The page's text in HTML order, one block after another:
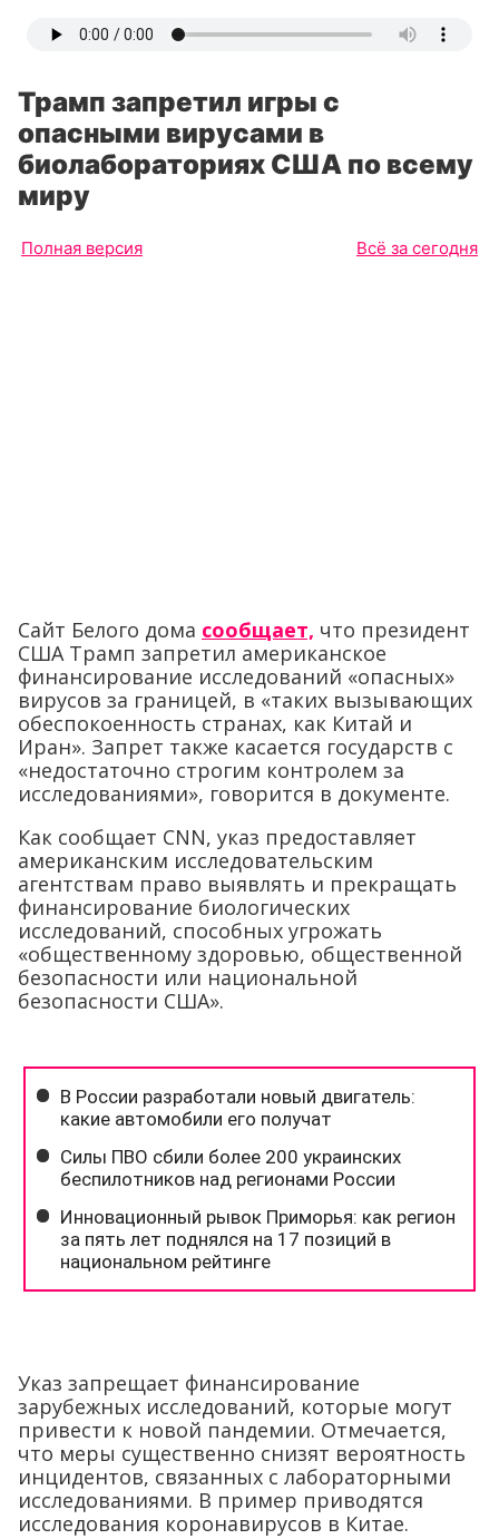
Трамп запретил игры с
опасными вирусами в
биолабораториях США по всему
миру
Полная версия Всё за сегодня
Сайт Белого дома сообщает, что президент
США Трамп запретил американское
финансирование исследований «опасных»
вирусов за границей, в «таких вызывающих
обеспокоенность странах, как Китай и
Иран». Запрет также касается государств с
«недостаточно строгим контролем за
исследованиями», говорится в документе.
Как сообщает CNN, указ предоставляет
американским исследовательским
агентствам право выявлять и прекращать
финансирование биологических
исследований, способных угрожать
«общественному здоровью, общественной
безопасности или национальной
безопасности США».
Указ запрещает финансирование
зарубежных исследований, которые могут
привести к новой пандемии. Отмечается,
что меры существенно снизят вероятность
инцидентов, связанных с лабораторными
исследованиями. В пример приводятся
исследования коронавирусов в Китае.